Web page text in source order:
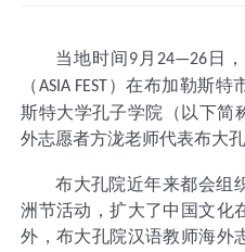
当地时间 9 月 24—26 日
（ASIA FEST ）在布加勒斯特
斯特大学孔子学院（以下简
外志愿者方泷老师代表布大
布大孔院近年来都会组
洲节活动，扩大了中国文化
外，布大孔院汉语教师海外